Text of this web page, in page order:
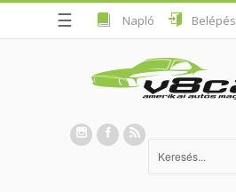
☰ Napló Belépés